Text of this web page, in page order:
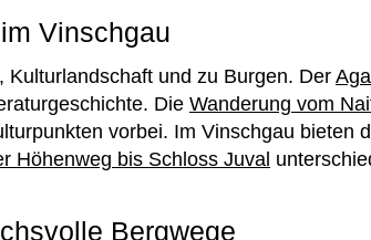
Vinschgau
und zu Burgen. Der
Die Wanderung vom
vorbei. Im Vinschgau bieten
Höhenweg bis Schloss Juval
Bergwege